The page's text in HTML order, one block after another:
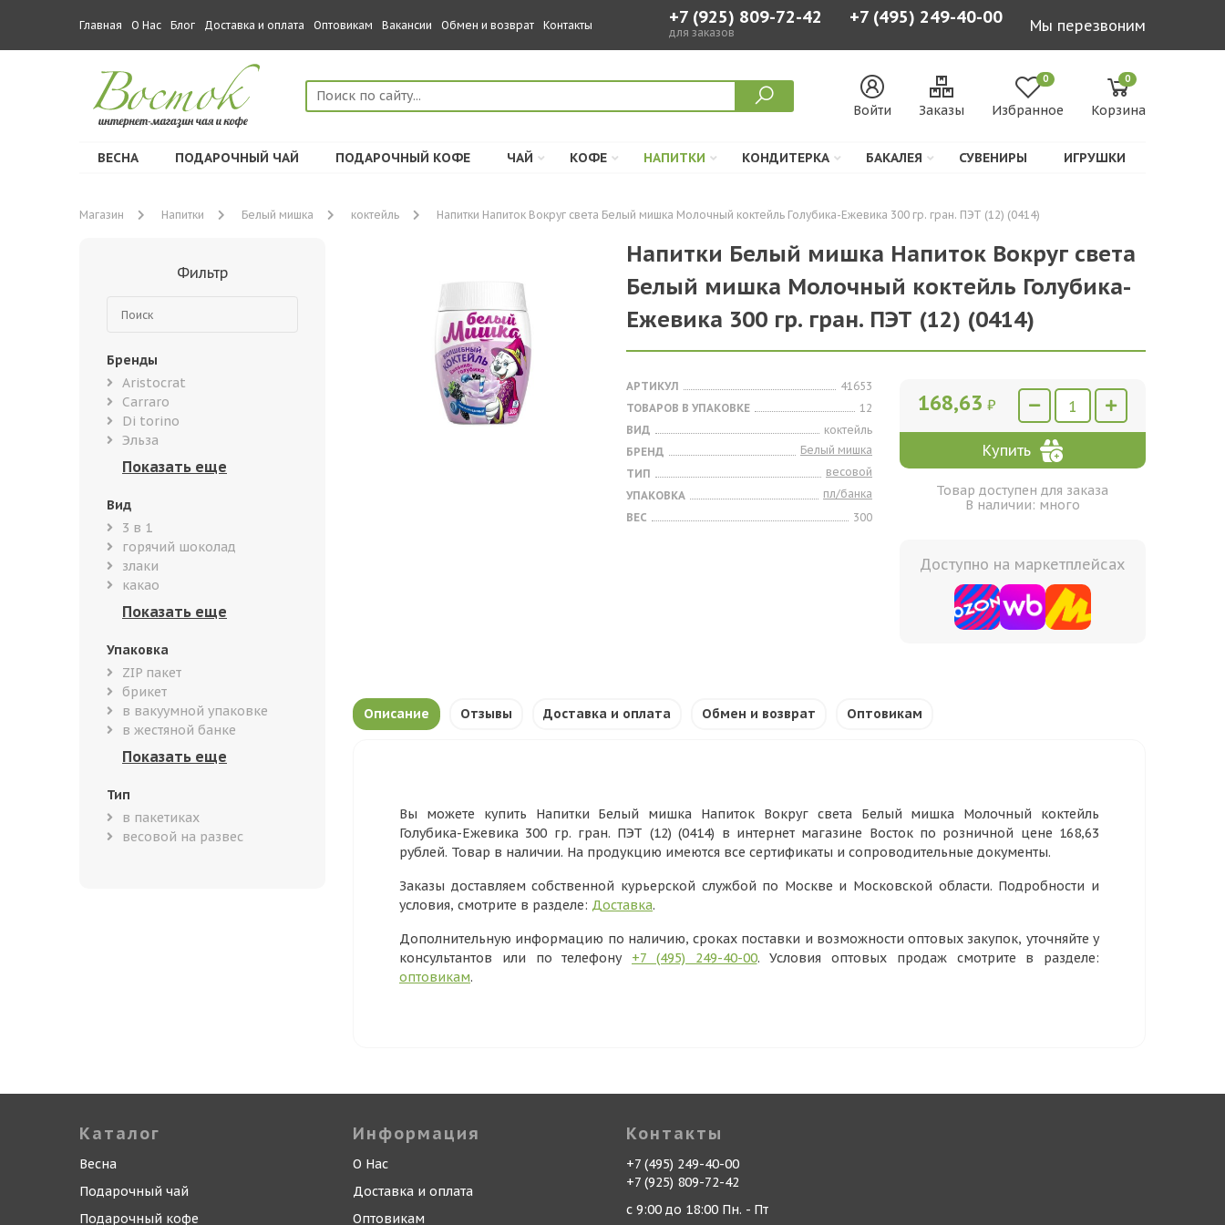
Главная О Нас Блог Доставка и оплата Оптовикам Вакансии Обмен и возврат Контакты +7 (925) 809-72-42
для заказов
+7 (495) 249-40-00 Мы перезвоним
Войти Заказы
0
Избранное
0
Корзина
ВЕСНА ПОДАРОЧНЫЙ ЧАЙ ПОДАРОЧНЫЙ КОФЕ ЧАЙ КОФЕ НАПИТКИ КОНДИТЕРКА БАКАЛЕЯ СУВЕНИРЫ ИГРУШКИ
Магазин Напитки Белый мишка коктейль Напитки Напиток Вокруг света Белый мишка Молочный коктейль Голубика-Ежевика 300 гр. гран. ПЭТ (12) (0414)
Фильтр
Бренды
Aristocrat
Carraro
Di torino
Эльза
Вид
3 в 1
горячий шоколад
злаки
какао
Упаковка
ZIP пакет
брикет
в вакуумной упаковке
в жестяной банке
Тип
в пакетиках
весовой на развес
Напитки Белый мишка Напиток Вокруг света
Белый мишка Молочный коктейль Голубика-
Ежевика 300 гр. гран. ПЭТ (12) (0414)
АРТИКУЛ
41653
ТОВАРОВ В УПАКОВКЕ
12
ВИД
коктейль
БРЕНД
Белый мишка
ТИП
весовой
УПАКОВКА
пл/банка
ВЕС
300
168,63 ₽
Купить
Товар доступен для заказа
В наличии: много
Доступно на маркетплейсах
Описание Отзывы Доставка и оплата Обмен и возврат Оптовикам
Вы можете купить Напитки Белый мишка Напиток Вокруг света Белый мишка Молочный коктейль
Голубика-Ежевика 300 гр. гран. ПЭТ (12) (0414) в интернет магазине Восток по розничной цене 168,63
рублей. Товар в наличии. На продукцию имеются все сертификаты и сопроводительные документы.
Заказы доставляем собственной курьерской службой по Москве и Московской области. Подробности и
условия, смотрите в разделе: Доставка.
Дополнительную информацию по наличию, сроках поставки и возможности оптовых закупок, уточняйте у
консультантов или по телефону +7 (495) 249-40-00. Условия оптовых продаж смотрите в разделе:
оптовикам.
Каталог
Весна
Подарочный чай
Подарочный кофе
Информация
О Нас
Доставка и оплата
Оптовикам
Контакты
+7 (495) 249-40-00
+7 (925) 809-72-42
с 9:00 до 18:00 Пн. - Пт